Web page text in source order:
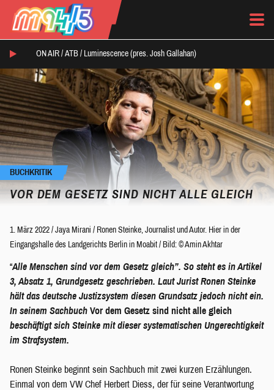
ON AIR / ATB / Luminescence (pres. Josh Gallahan)
BUCHKRITIK
VOR DEM GESETZ SIND NICHT ALLE GLEICH
1. März 2022 / Jaya Mirani / Ronen Steinke, Journalist und Autor. Hier in der
Eingangshalle des Landgerichts Berlin in Moabit / Bild: © Amin Akhtar
“Alle Menschen sind vor dem Gesetz gleich”. So steht es in Artikel
3, Absatz 1, Grundgesetz geschrieben. Laut Jurist Ronen Steinke
hält das deutsche Justizsystem diesen Grundsatz jedoch nicht ein.
In seinem Sachbuch Vor dem Gesetz sind nicht alle gleich
beschäftigt sich Steinke mit dieser systematischen Ungerechtigkeit
im Strafsystem.
Ronen Steinke beginnt sein Sachbuch mit zwei kurzen Erzählungen.
Einmal von dem VW Chef Herbert Diess, der für seine Verantwortung